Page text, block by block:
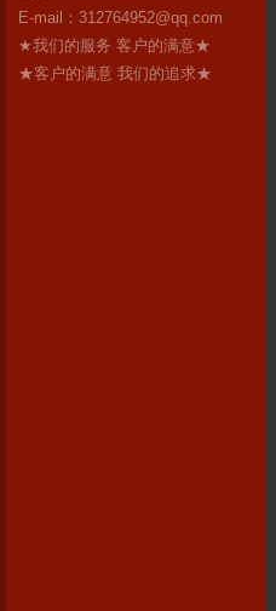
E-mail： 312764952@qq.com
★我们的服务 客户的满意★
★客户的满意 我们的追求★